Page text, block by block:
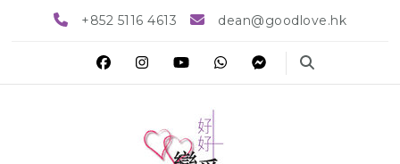
+852 5116 4613 dean@goodlove.hk